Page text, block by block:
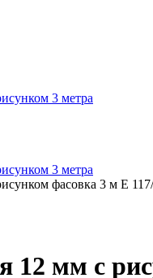
3 метра
3 метра
фасовка 3 м E
12 мм с